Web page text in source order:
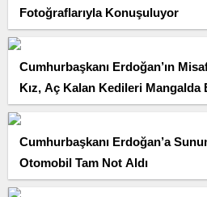
Fotoğraflarıyla Konuşuluyor
Cumhurbaşkanı Erdoğan’ın
Kız, Aç Kalan Kedileri Mangalda
Cumhurbaşkanı Erdoğan’a
Otomobil Tam Not Aldı